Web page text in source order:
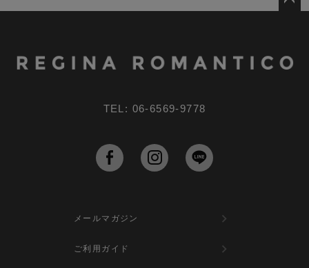
へ
TEL: 06-6569-9778
メールマガジン
ご利用ガイド